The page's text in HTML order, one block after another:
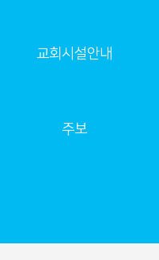
교회시설안내
주보